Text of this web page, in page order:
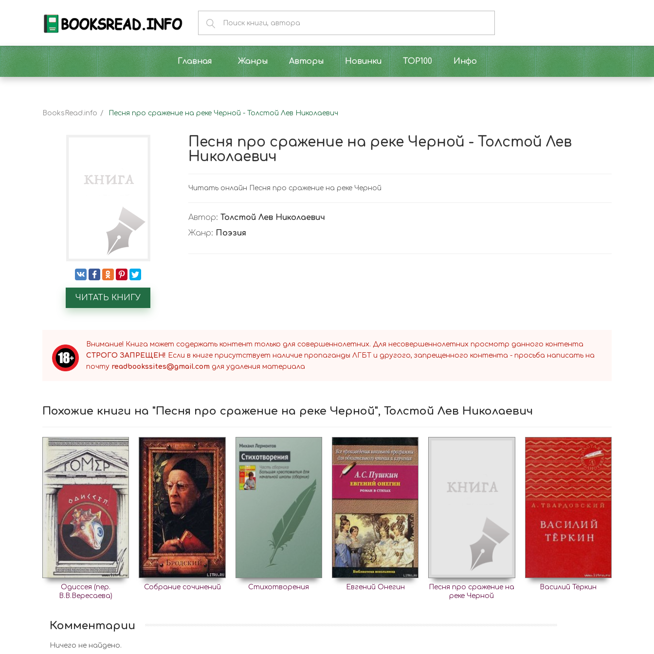
Главная Жанры Авторы Новинки TOP100 Инфо
BooksRead.info Песня про сражение на реке Черной - Толстой Лев Николаевич
ЧИТАТЬ КНИГУ
Песня про сражение на реке Черной - Толстой Лев
Николаевич
Читать онлайн Песня про сражение на реке Черной
Автор: Толстой Лев Николаевич
Жанр: Поэзия
Внимание! Книга может содержать контент только для совершеннолетних. Для несовершеннолетних просмотр данного контента
СТРОГО ЗАПРЕЩЕН! Если в книге присутствует наличие пропаганды ЛГБТ и другого, запрещенного контента - просьба написать на
почту readbookssites@gmail.com для удаления материала
Похожие книги на "Песня про сражение на реке Черной", Толстой Лев Николаевич
Одиссея (пер.
В.В.Вересаева)
Собрание сочинений Стихотворения Евгений Онегин
Песня про сражение на
реке Черной
Василий Тёркин
Комментарии
Ничего не найдено.